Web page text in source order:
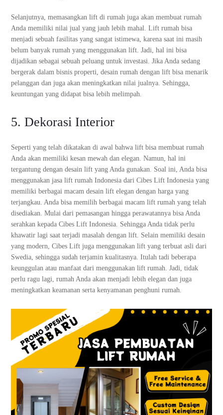
Selanjutnya, memasangkan lift di rumah juga akan membuat rumah
Anda memiliki nilai jual yang jauh lebih mahal. Lift rumah bisa
menjadi sebuah fasilitas yang sangat istimewa, karena saat ini masih
belum banyak rumah yang menggunakan lift. Jadi, hal ini bisa
dijadikan sebagai sebuah peluang untuk investasi. Jika Anda sedang
bergerak dalam bisnis properti, desain rumah dengan lift bisa menarik
pelanggan dan juga akan meningkatkan nilai jualnya. Sehingga,
keuntungan yang didapat bisa lebih melimpah.
5. Dekorasi Interior
Seperti yang telah dikatakan di awal bahwa lift bisa membuat rumah
Anda akan memiliki kesan mewah dan elegan. Namun, hal ini
tergantung dengan desain lift yang Anda gunakan. Soal ini, Anda bisa
menggunakan jasa lift rumah Indonesia dari Cibes Lift Indonesia yang
memiliki berbagai macam desain lift elegan dengan harga yang
terjangkau. Anda bisa memilih berbagai macam lift rumah yang telah
disediakan. Mulai dari pemasangan hingga perawatannya bisa Anda
serahkan kepada Cibes Lift Indonesia. Sehingga Anda tidak perlu
khawatir lagi saat terjadi masalah dengan lift. Selain memiliki desain
yang modern, Cibes Lift juga menggunakan lift yang terbuat asli dari
Swedia, sehingga sudah terjamin kualitasnya. Itulah tadi beberapa
keunggulan atau manfaat dari menggunakan lift rumah. Jadi, tidak
perlu ragu lagi, rumah Anda akan menjadi lebih elegan dan juga
meningkatkan keamanan serta kenyamanan penghuni rumah.